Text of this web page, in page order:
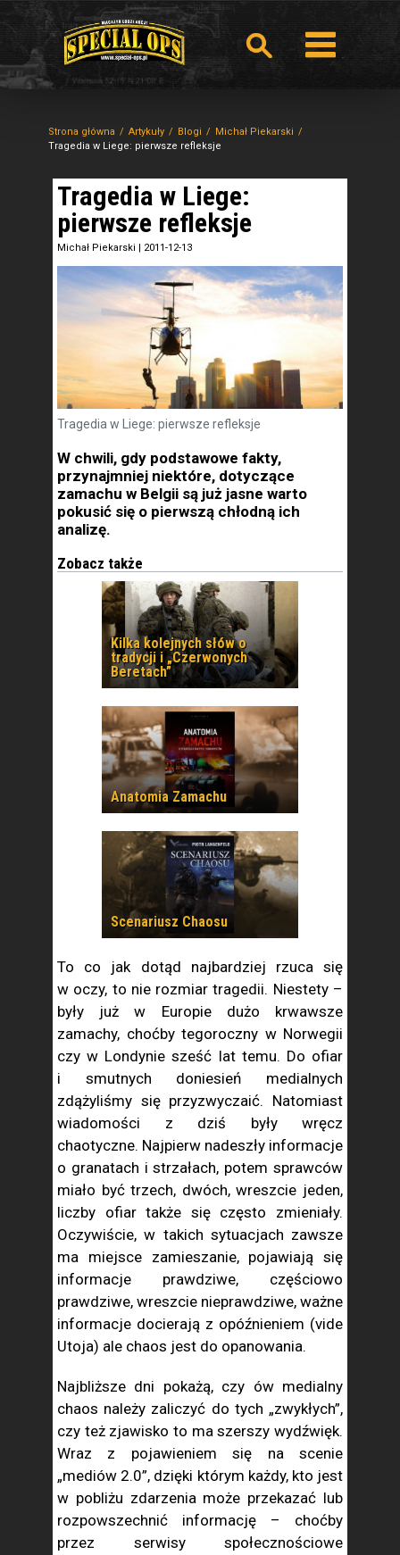
Strona główna Artykuły Blogi
Michał Piekarski
Tragedia w Liege: pierwsze refleksje
Tragedia w Liege:
pierwsze refleksje
Michał Piekarski | 2011-12-13
Tragedia w Liege: pierwsze refleksje
W chwili, gdy podstawowe fakty,
przynajmniej niektóre, dotyczące
zamachu w Belgii są już jasne warto
pokusić się o pierwszą chłodną ich
analizę.
Zobacz także
Kilka kolejnych słów o
tradycji i „Czerwonych
Beretach”
Anatomia Zamachu
Scenariusz Chaosu
To co jak dotąd najbardziej rzuca się
w oczy, to nie rozmiar tragedii. Niestety –
były już w Europie dużo krwawsze
zamachy, choćby tegoroczny w Norwegii
czy w Londynie sześć lat temu. Do ofiar
i smutnych doniesień medialnych
zdążyliśmy się przyzwyczaić. Natomiast
wiadomości z dziś były wręcz
chaotyczne. Najpierw nadeszły informacje
o granatach i strzałach, potem sprawców
miało być trzech, dwóch, wreszcie jeden,
liczby ofiar także się często zmieniały.
Oczywiście, w takich sytuacjach zawsze
ma miejsce zamieszanie, pojawiają się
informacje prawdziwe, częściowo
prawdziwe, wreszcie nieprawdziwe, ważne
informacje docierają z opóźnieniem (vide
Utoja) ale chaos jest do opanowania.
Najbliższe dni pokażą, czy ów medialny
chaos należy zaliczyć do tych „zwykłych”,
czy też zjawisko to ma szerszy wydźwięk.
Wraz z pojawieniem się na scenie
„mediów 2.0”, dzięki którym każdy, kto jest
w pobliżu zdarzenia może przekazać lub
rozpowszechnić informację – choćby
przez serwisy społecznościowe